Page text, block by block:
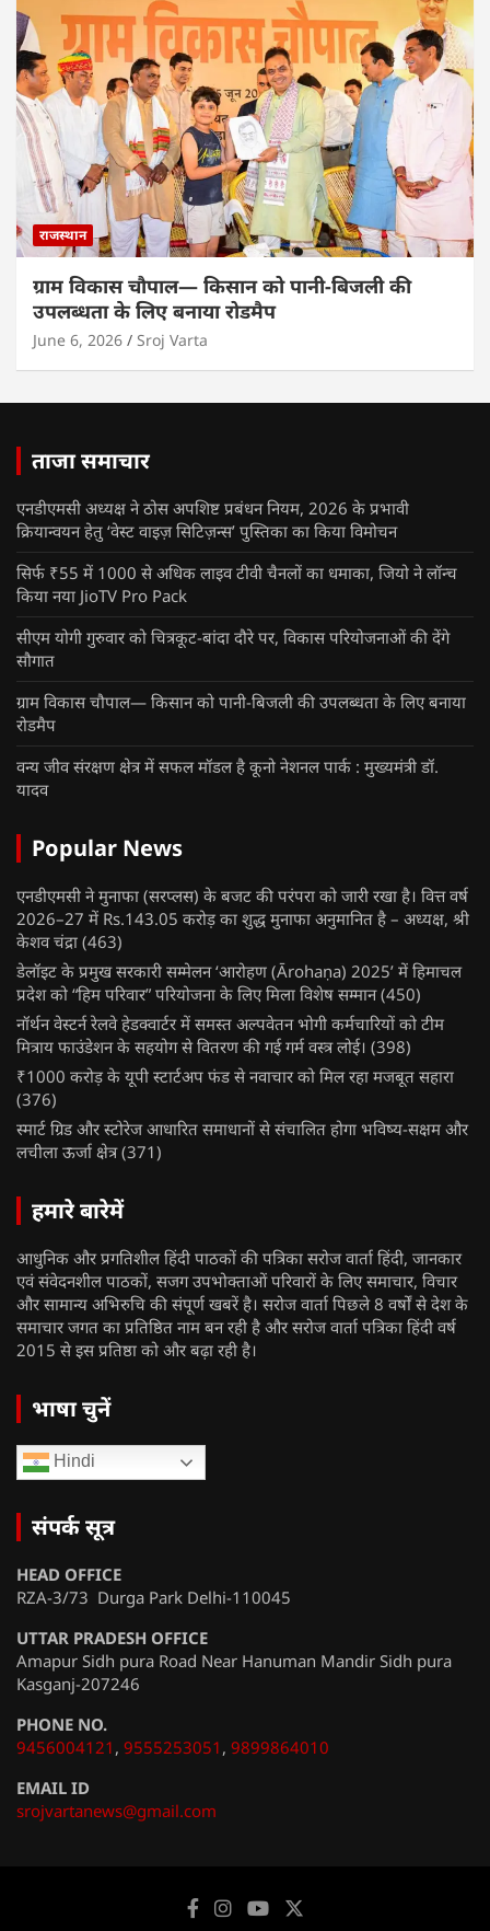
राजस्थान
ग्राम विकास चौपाल— किसान को पानी-बिजली की
उपलब्धता के लिए बनाया रोडमैप
June 6, 2026 Sroj Varta
ताजा समाचार
एनडीएमसी अध्यक्ष ने ठोस अपशिष्ट प्रबंधन नियम, 2026 के प्रभावी
क्रियान्वयन हेतु ‘वेस्ट वाइज़ सिटिज़न्स’ पुस्तिका का किया विमोचन
सिर्फ ₹55 में 1000 से अधिक लाइव टीवी चैनलों का धमाका, जियो ने लॉन्च
किया नया JioTV Pro Pack
सीएम योगी गुरुवार को चित्रकूट-बांदा दौरे पर, विकास परियोजनाओं की देंगे
सौगात
ग्राम विकास चौपाल— किसान को पानी-बिजली की उपलब्धता के लिए बनाया
रोडमैप
वन्य जीव संरक्षण क्षेत्र में सफल मॉडल है कूनो नेशनल पार्क : मुख्यमंत्री डॉ.
यादव
Popular News
एनडीएमसी ने मुनाफा (सरप्लस) के बजट की परंपरा को जारी रखा है। वित्त वर्ष
2026–27 में Rs.143.05 करोड़ का शुद्ध मुनाफा अनुमानित है – अध्यक्ष, श्री
केशव चंद्रा (463)
डेलॉइट के प्रमुख सरकारी सम्मेलन ‘आरोहण (Ārohaṇa) 2025’ में हिमाचल
प्रदेश को “हिम परिवार” परियोजना के लिए मिला विशेष सम्मान (450)
नॉर्थन वेस्टर्न रेलवे हेडक्वार्टर में समस्त अल्पवेतन भोगी कर्मचारियों को टीम
मित्राय फाउंडेशन के सहयोग से वितरण की गई गर्म वस्त्र लोई। (398)
₹1000 करोड़ के यूपी स्टार्टअप फंड से नवाचार को मिल रहा मजबूत सहारा
(376)
स्मार्ट ग्रिड और स्टोरेज आधारित समाधानों से संचालित होगा भविष्य-सक्षम और
लचीला ऊर्जा क्षेत्र (371)
हमारे बारेमें
आधुनिक और प्रगतिशील हिंदी पाठकों की पत्रिका सरोज वार्ता हिंदी, जानकार
एवं संवेदनशील पाठकों, सजग उपभोक्ताओं परिवारों के लिए समाचार, विचार
और सामान्य अभिरुचि की संपूर्ण खबरें है। सरोज वार्ता पिछले 8 वर्षों से देश के
समाचार जगत का प्रतिष्ठित नाम बन रही है और सरोज वार्ता पत्रिका हिंदी वर्ष
2015 से इस प्रतिष्ठा को और बढ़ा रही है।
भाषा चुनें
Hindi
संपर्क सूत्र
HEAD OFFICE
RZA-3/73 Durga Park Delhi-110045
UTTAR PRADESH OFFICE
Amapur Sidh pura Road Near Hanuman Mandir Sidh pura
Kasganj-207246
PHONE NO.
9456004121 , 9555253051 , 9899864010
EMAIL ID
srojvartanews@gmail.com